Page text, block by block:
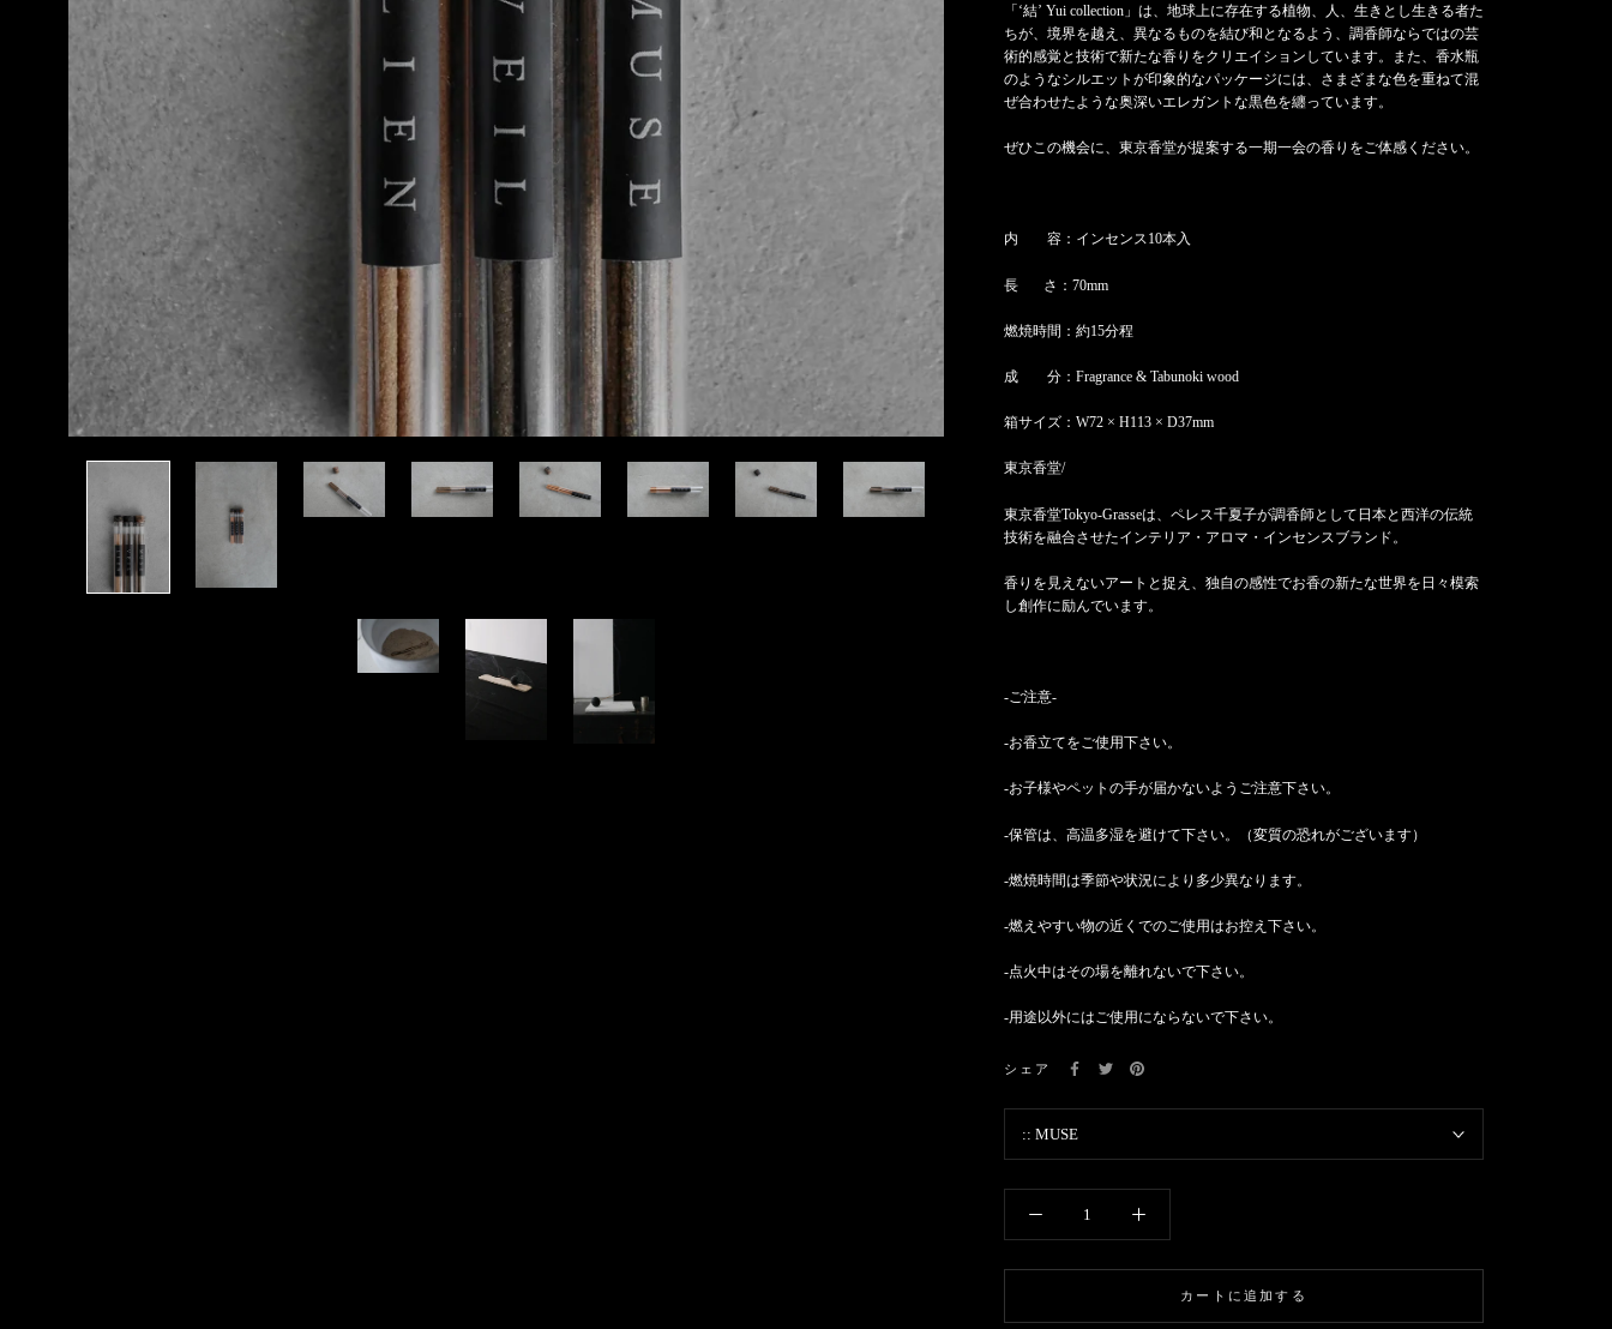
「‘結’ Yui collection」は、地球上に存在する植物、人、生きとし生きる者た
ちが、境界を越え、異なるものを結び和となるよう、調香師ならではの芸
術的感覚と技術で新たな香りをクリエイションしています。また、香水瓶
のようなシルエットが印象的なパッケージには、さまざまな色を重ねて混
ぜ合わせたような奥深いエレガントな黒色を纏っています。
ぜひこの機会に、東京香堂が提案する一期一会の香りをご体感ください。
内 容：インセンス10本入
長 さ： 70mm
燃焼時間：約15分程
成 分： Fragrance & Tabunoki wood
箱サイズ：W72 × H113 × D37mm
東京香堂/
東京香堂Tokyo-Grasseは、ペレス千夏子が調香師として日本と西洋の伝統
技術を融合させたインテリア・アロマ・インセンスブランド。
香りを見えないアートと捉え、独自の感性でお香の新たな世界を日々模索
し創作に励んでいます。
-ご注意-
-お香立てをご使用下さい。
-お子様やペットの手が届かないようご注意下さい。
-保管は、高温多湿を避けて下さい。（変質の恐れがございます）
-燃焼時間は季節や状況により多少異なります。
-燃えやすい物の近くでのご使用はお控え下さい。
-点火中はその場を離れないで下さい。
-用途以外にはご使用にならないで下さい。
シェア
:: MUSE
カートに追加する